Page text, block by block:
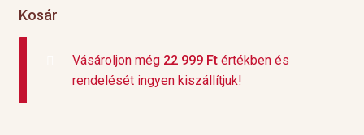
Kosár
Vásároljon még 22 999 Ftértékben és
rendelését ingyen kiszállítjuk!